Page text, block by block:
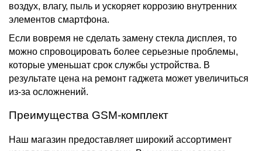
воздух, влагу, пыль и ускоряет коррозию внутренних
элементов смартфона.
Если вовремя не сделать замену стекла дисплея, то
можно спровоцировать более серьезные проблемы,
которые уменьшат срок службы устройства. В
результате цена на ремонт гаджета может увеличиться
из-за осложнений.
Преимущества GSM-комплект
Наш магазин предоставляет широкий ассортимент